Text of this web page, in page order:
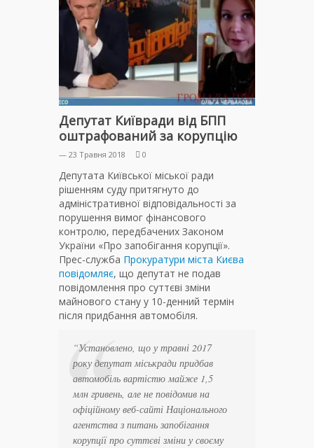
Депутат Київради від БПП
оштрафований за корупцію
— 23 Травня 2018 0
Депутата Київської міської ради
рішенням суду притягнуто до
адміністративної відповідальності за
порушення вимог фінансового
контролю, передбачених Законом
України «Про запобігання корупції».
Прес-служба Прокуратури міста Києва
повідомляє, що депутат не подав
повідомлення про суттєві зміни
майнового стану у 10-денний термін
після придбання автомобіля.
“Установлено, що у травні 2017
року депутат міськради придбав
автомобіль вартістю майже 1,5
млн гривень, але не повідомив на
офіційному веб-сайті Національного
агентства з питань запобігання
корупції про суттєві зміни у своєму